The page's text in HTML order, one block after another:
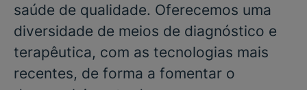
saúde de qualidade. Oferecemos uma
diversidade de meios de diagnóstico e
terapêutica, com as tecnologias mais
recentes, de forma a fomentar o